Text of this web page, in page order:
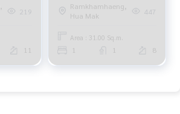
219
11
Ramkhamhaeng,
Hua Mak
447
Area : 31.00 Sq.m.
1 1 8